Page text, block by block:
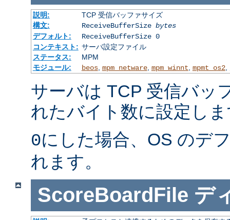
説明:
TCP 受信バッファサイズ
構文:
ReceiveBufferSize bytes
デフォルト:
ReceiveBufferSize 0
コンテキスト: サーバ設定ファイル
ステータス:
MPM
モジュール:
beos, mpm_netware, mpm_winnt mpmt_os2,
サーバは TCP 受信バッ
れたバイト数に設定し
0にした場合、OS のデ
れます。
ScoreBoardFile デ